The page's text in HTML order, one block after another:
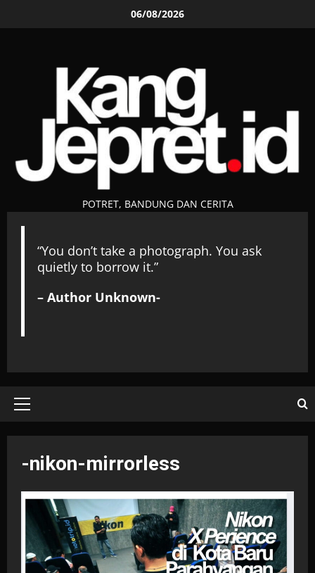
06/08/2026
POTRET, BANDUNG DAN CERITA
“You don’t take a photograph. You ask
quietly to borrow it.”
– Author Unknown-
Primary
-nikon-mirrorless